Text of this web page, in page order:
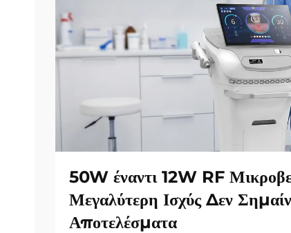
50W έναντι 12W RF
Μεγαλύτερη Ισχύς Δεν
Αποτελέσματα